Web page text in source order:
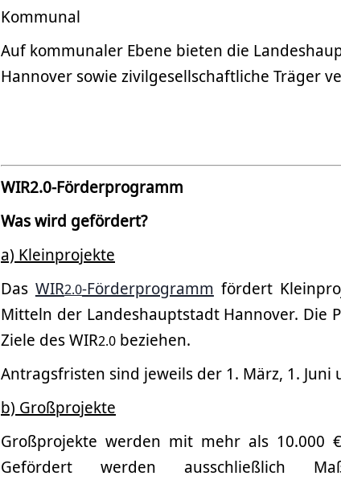
Kommunal
Auf kommunaler Ebene bieten die
Hannover sowie zivilgesellschaftliche Träger
WIR2.0-Förderprogramm
Was wird gefördert?
a) Kleinprojekte
Das WIR2.0-Förderprogramm fördert
Mitteln der Landeshauptstadt Hannover. Die
Ziele des WIR2.0 beziehen.
Antragsfristen sind jeweils der 1. März, 1. Juni
b) Großprojekte
Großprojekte werden mit mehr als 10.000
Gefördert werden ausschließlich